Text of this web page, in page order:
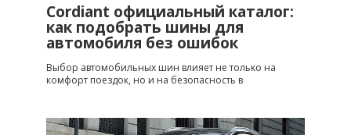
Cordiant официальный каталог:
как подобрать шины для
автомобиля без ошибок
Выбор автомобильных шин влияет не только на
комфорт поездок, но и на безопасность в